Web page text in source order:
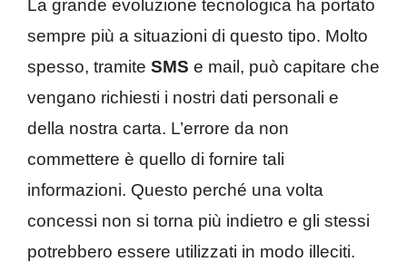
La grande evoluzione tecnologica ha portato
sempre più a situazioni di questo tipo. Molto
spesso, tramite SMS e mail, può capitare che
vengano richiesti i nostri dati personali e
della nostra carta. L’errore da non
commettere è quello di fornire tali
informazioni. Questo perché una volta
concessi non si torna più indietro e gli stessi
potrebbero essere utilizzati in modo illeciti.